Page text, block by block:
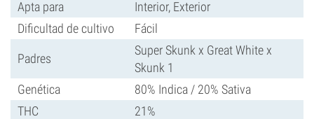
Apta para
Interior, Exterior
Dificultad de cultivo
Fácil
Padres
Super Skunk x Great White x
Skunk 1
Genética
80% Indica / 20% Sativa
THC
21%